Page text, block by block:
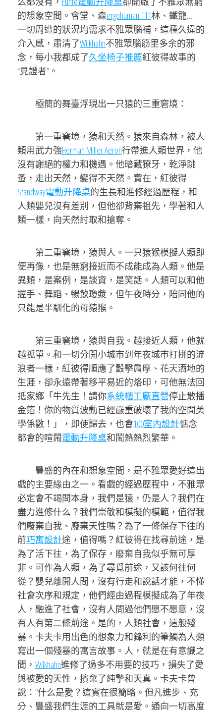
的想象空間。會堂、森ergohuman 111林、鐵籠……
一切周遭的狀況均需求不雅眾腦補，這種久違的
介入感，肅清了Wilkhahn不雅眾腦筋里多余的邪
念，每小我都成了久坐椅子推薦紅彼得故事的
“見證者”。
極簡的舞臺浮現出一只猿的三重窘境：
第一重窘境，猿和天然。猿來自森林，被人
類用武力強Herman Miller Aeron行帶進人類世界，他
沒有謝絕的權力和機遇。他暗藏獠牙，乾淨跳
蚤，走出天然，變得不天然。實在，紅彼得
Standway電動升降桌的生長和進修經過歷程，和
人類嬰兒沒有差別，但他卻背棄祖先，學著和人
類一樣，向天然討取和搶奪。
第二重窘境，猿與人。一只猿猴模擬人類即
便再像，也是無窮接近而不成能成為人類。他是
異類，是案例，是談資，是笑話。人類可以和他
握手、舞蹈、暢飲瓊漿，但午夜時分，陪同他的
只能是半馴化的母猿猴。
第三重窘境，猿與自我。越接近人類，他就
越孤單。和一切分開小城市到年夜城市打拼的流
浪者一樣，紅彼得順應了轂擊肩摩、花天酒地的
生涯，卻永遠帶著移平易近的烙印，可他無法回
抵家鄉「牛先生！請你系統櫃工廠直營停止散播
金箔！你的物質波動已經嚴重破壞了我的空間美
學係數！」，即使歸去，也會100室內設計惦念
都會的喧鬧電動升降桌和鬧熱熱烈繁華。
豐盛的內在和想象空間，是不雅眾愛好這出
戲的主要緣由之一。看戲的經過歷程中，不雅眾
必定會不竭問本身，我們是猿，仍是人？我們在
盡力進修什么？我們崇敬和模擬的模範，值得我
們廢棄自我、廢棄天性嗎？為了一條保存下往的
前巧寓設計途，值得嗎？紅彼得在找尋前途，是
為了活下往，為了保存，廢棄自我似乎無可厚
非。可作為人類，為了尋覓前途，又該何往何
從？嬰兒離開人間，沒有行走和說話才能，不懂
社會次序和規定，他們經由過程模擬成為了年夜
人，融進了社會，沒有人問過他們愿不愿意，沒
有人有第二條前途。是的，人類社會，這般殘
暴。卡夫卡用出色的想象力和鋒利的筆觸為人類
寫出一個殘暴的寓言故事。人，就是在有意識之
間， Wilkhahn進修了過多不用要的技巧，損失了愛
與被愛的天性，擯棄了純摯和天真。卡夫卡曾
說：“什么是愛？這實在很簡略。但凡進步、充
分、豐盛我們生涯的工具就是愛。通向一切高度